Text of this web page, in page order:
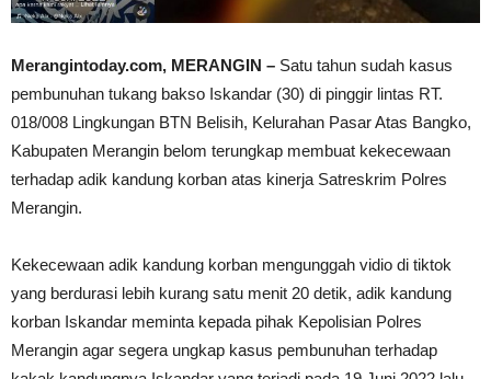
Merangintoday.com, MERANGIN – Satu tahun sudah kasus
pembunuhan tukang bakso Iskandar (30) di pinggir lintas RT.
018/008 Lingkungan BTN Belisih, Kelurahan Pasar Atas Bangko,
Kabupaten Merangin belom terungkap membuat kekecewaan
terhadap adik kandung korban atas kinerja Satreskrim Polres
Merangin.
Kekecewaan adik kandung korban mengunggah vidio di tiktok
yang berdurasi lebih kurang satu menit 20 detik, adik kandung
korban Iskandar meminta kepada pihak Kepolisian Polres
Merangin agar segera ungkap kasus pembunuhan terhadap